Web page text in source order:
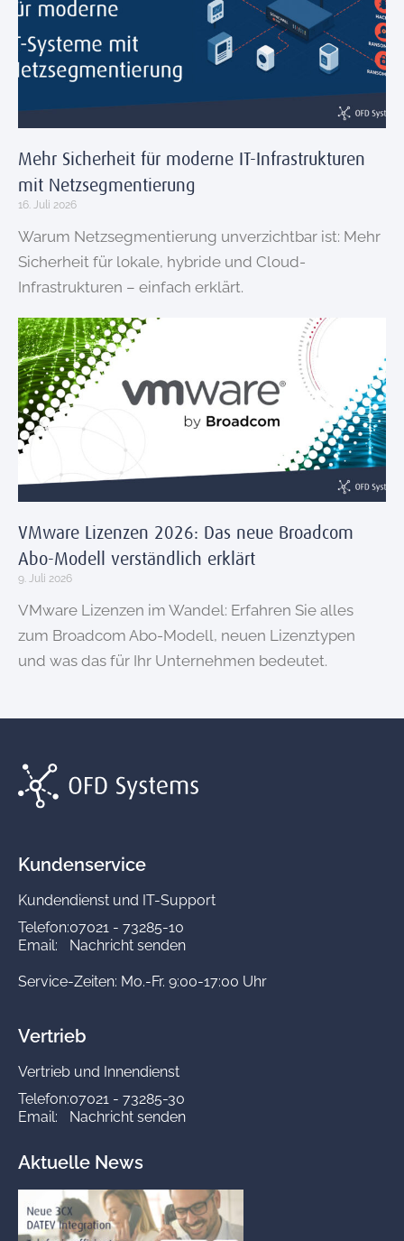
Mehr Sicherheit für moderne IT-Infrastrukturen
mit Netzsegmentierung
16. Juli 2026
Warum Netzsegmentierung unverzichtbar ist: Mehr
Sicherheit für lokale, hybride und Cloud-
Infrastrukturen – einfach erklärt.
VMware Lizenzen 2026: Das neue Broadcom
Abo-Modell verständlich erklärt
9. Juli 2026
VMware Lizenzen im Wandel: Erfahren Sie alles
zum Broadcom Abo-Modell, neuen Lizenztypen
und was das für Ihr Unternehmen bedeutet.
Kundenservice
Kundendienst und IT-Support
Telefon:07021 - 73285-10
Email:
Nachricht senden
Service-Zeiten: Mo.-Fr. 9:00-17:00 Uhr
Vertrieb
Vertrieb und Innendienst
Telefon:07021 - 73285-30
Email:
Nachricht senden
Aktuelle News